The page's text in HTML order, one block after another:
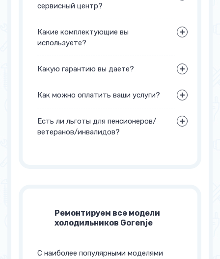
сервисный центр?
Какие комплектующие вы
используете?
Какую гарантию вы даете?
Как можно оплатить ваши услуги?
Есть ли льготы для пенсионеров/
ветеранов/инвалидов?
Ремонтируем все модели
холодильников Gorenje
С наиболее популярными моделями